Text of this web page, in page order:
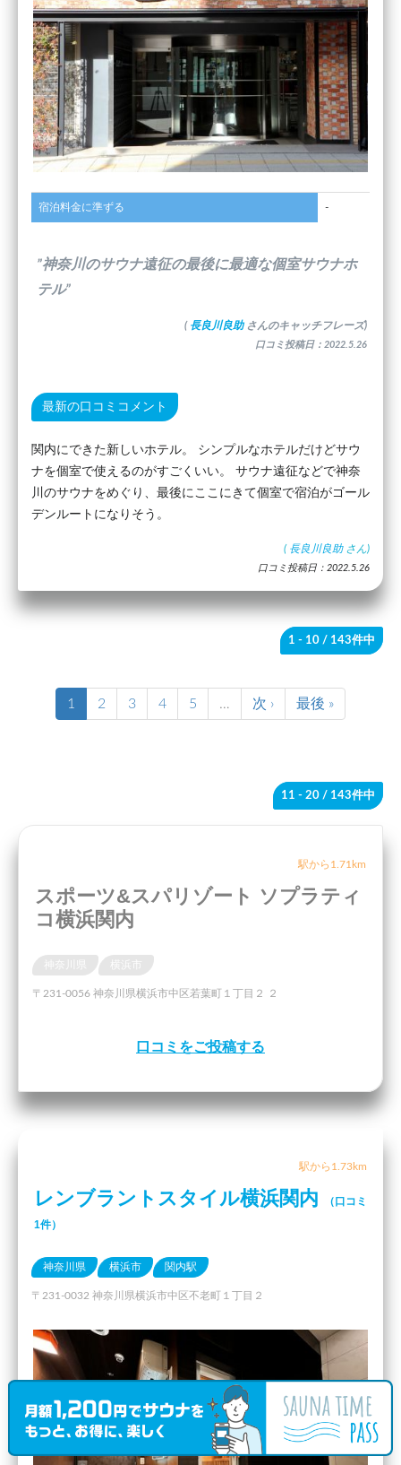
宿泊料金に準ずる -
”神奈川のサウナ遠征の最後に最適な個室サウナホ
テル”
( 長良川良助 さんのキャッチフレーズ)
口コミ投稿日：2022.5.26
最新の口コミコメント
関内にできた新しいホテル。 シンプルなホテルだけどサウ
ナを個室で使えるのがすごくいい。 サウナ遠征などで神奈
川のサウナをめぐり、最後にここにきて個室で宿泊がゴール
デンルートになりそう。
( 長良川良助 さん)
口コミ投稿日：2022.5.26
1 - 10 / 143件中
1 2 3 4 5 … 次 › 最後 »
11 - 20 / 143件中
駅から1.71km
スポーツ&スパリゾート ソプラティ
コ横浜関内
〒231-0056 神奈川県横浜市中区若葉町１丁目２ ２
口コミをご投稿する
駅から1.73km
レンブラントスタイル横浜関内
（口コミ
1件）
神奈川県 横浜市 関内駅
〒231-0032 神奈川県横浜市中区不老町１丁目２